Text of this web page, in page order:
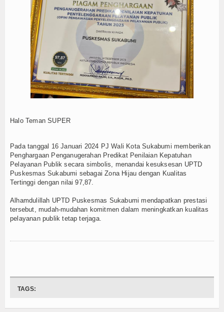
Download
Files
Serentak Pencegahan Stunting
Sukabumi mendapat predikat Zona Hijau dari Ombudsman RI
Sukabumi Terakreditasi PARIPURNA
Kenaikan Tarif
Halo Teman SUPER
Pada tanggal 16 Januari 2024 PJ Wali Kota Sukabumi memberikan
Penghargaan Penganugerahan Predikat Penilaian Kepatuhan
Pelayanan Publik secara simbolis, menandai kesuksesan UPTD
Puskesmas Sukabumi sebagai Zona Hijau dengan Kualitas
Tertinggi dengan nilai 97,87.
Alhamdulillah UPTD Puskesmas Sukabumi mendapatkan prestasi
tersebut, mudah-mudahan komitmen dalam meningkatkan kualitas
pelayanan publik tetap terjaga.
TAGS: